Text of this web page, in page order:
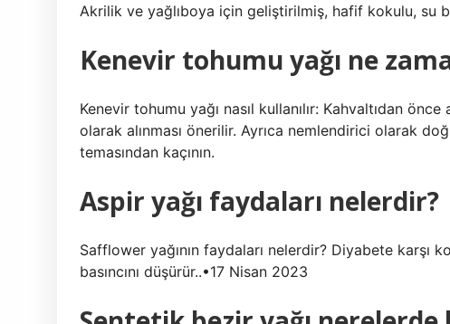
Akrilik ve yağlıboya için geliştirilmiş, hafif kokulu, su
Kenevir tohumu yağı ne
Kenevir tohumu yağı nasıl kullanılır: Kahvaltıdan
olarak alınması önerilir. Ayrıca nemlendirici olarak
temasından kaçının.
Aspir yağı faydaları nelerdir?
Safflower yağının faydaları nelerdir? Diyabete
basıncını düşürür..•17 Nisan 2023